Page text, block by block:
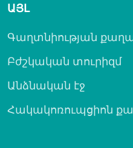
ԱՅԼ
Գաղտնիության
Բժշկական տուրիզմ
Անձնական էջ
Հակակոռուպցիոն